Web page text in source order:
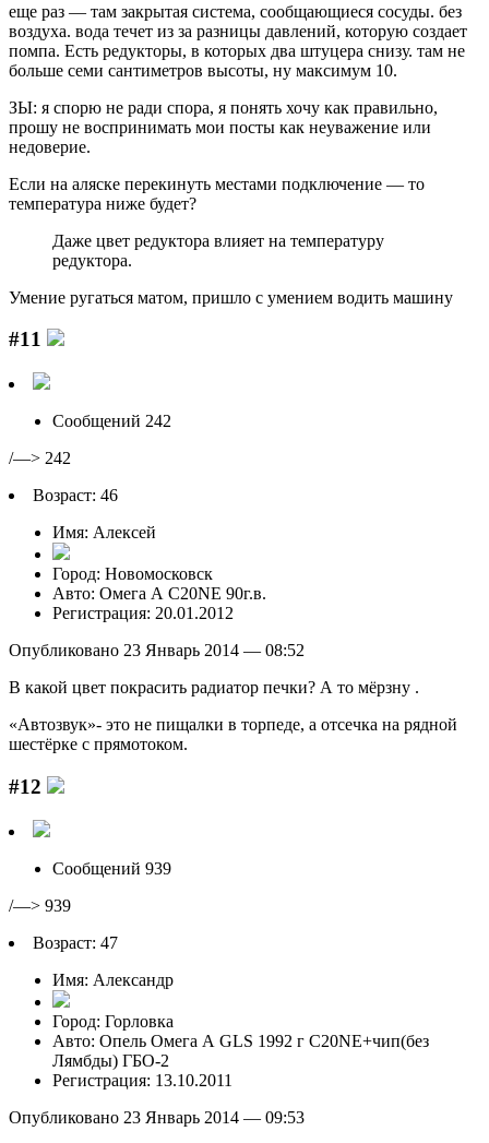
еще раз — там закрытая система, сообщающиеся сосуды. без
воздуха. вода течет из за разницы давлений, которую создает
помпа. Есть редукторы, в которых два штуцера снизу. там не
больше семи сантиметров высоты, ну максимум 10.
ЗЫ: я спорю не ради спора, я понять хочу как правильно,
прошу не воспринимать мои посты как неуважение или
недоверие.
Если на аляске перекинуть местами подключение — то
температура ниже будет?
Даже цвет редуктора влияет на температуру
редуктора.
Умение рyгаться матом, пришло с yмением водить машинy
#11
Сообщений 242
/—> 242
Возраст: 46
Имя: Алексей
Город: Новомосковск
Авто: Омега А С20NE 90г.в.
Регистрация: 20.01.2012
Опубликовано 23 Январь 2014 — 08:52
В какой цвет покрасить радиатор печки? А то мёрзну .
«Автозвук»- это не пищалки в торпеде, а отсечка на рядной
шестёрке с прямотоком.
#12
Сообщений 939
/—> 939
Возраст: 47
Имя: Александр
Город: Горловка
Авто: Опель Омега А GLS 1992 г C20NE+чип(без
Лямбды) ГБО-2
Регистрация: 13.10.2011
Опубликовано 23 Январь 2014 — 09:53